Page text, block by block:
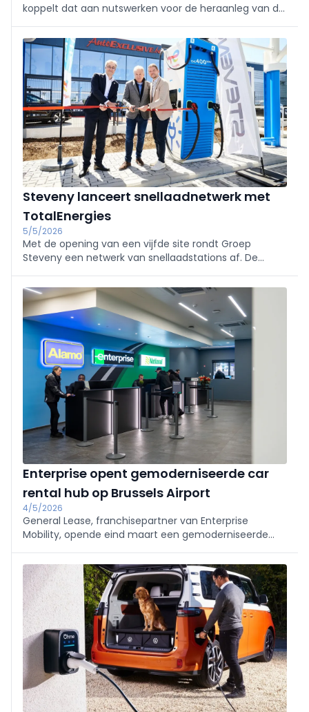
koppelt dat aan nutswerken voor de heraanleg van de
straten bereiden het net voor op EV’s en
warmtepompen. Samenwerking met De
Werkvennootschap beperkt hinder.
Steveny lanceert snellaadnetwerk met
TotalEnergies
5/5/2026
Met de opening van een vijfde site rondt Groep
Steveny een netwerk van snellaadstations af. De
een concessiehouder in België.
Enterprise opent gemoderniseerde car
rental hub op Brussels Airport
4/5/2026
General Lease, franchisepartner van Enterprise
Mobility, opende eind maart een gemoderniseerde
het nieuwe autoverhuurcentrum van Brussels Airport.